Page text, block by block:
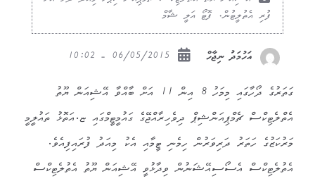
ފުރި އެތުލީޓުން. ފޮޓޯ އަލީ ޝާމް
އަހުމަދު ނިޖާހް
ގަތަރުގެ ދޯހާގައި މިމަހު 8 އިން 11 އަށް ބާއްވާ އޭޝިއަން ޔޫތު
އެތްލެޓިކްސް ޗެމްޕިއަންޝިޕް ދިވެހިރާއްޖޭގެ ގައުމީޓީމްގައި ޏ.އަތޮޅު ތައުލީމީ
މަރުކަޒުގެ ހަތަރު ދަރިވަރުން ހިމެނި ޓީމާއި އެކު މިއަދު ފުރައިފިއެވެ.
އެތުލެޓިކްސް އެސޯސިއޭޝަނުން ވިދާޅުވީ އޭޝިއަން ޔޫތު އެތުލެޓިކްސް